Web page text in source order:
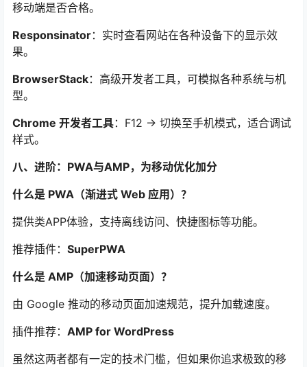
移动端是否合格。
Responsinator：实时查看网站在各种设备下的显示效
果。
BrowserStack：高级开发者工具，可模拟各种系统与机
型。
Chrome 开发者工具：F12 → 切换至手机模式，适合调试
样式。
八、进阶：PWA与AMP，为移动优化加分
什么是 PWA（渐进式 Web 应用）？
提供类APP体验，支持离线访问、快捷图标等功能。
推荐插件： SuperPWA
什么是 AMP（加速移动页面）？
由 Google 推动的移动页面加速规范，提升加载速度。
插件推荐： AMP for WordPress
虽然这两者都有一定的技术门槛，但如果你追求极致的移